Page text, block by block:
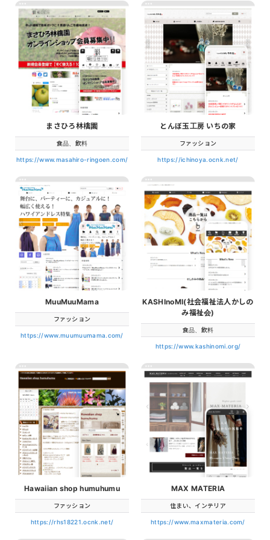
まさひろ林檎園
食品、飲料
https://www.masahiro-ringoen.com/
とんぼ玉工房 いちの家
ファッション
https://ichinoya.ocnk.net/
MuuMuuMama
ファッション
https://www.muumuumama.com/
KASHInoMI(社会福祉法人かしの
み福祉会)
食品、飲料
https://www.kashinomi.org/
Hawaiian shop humuhumu
ファッション
https://rhs18221.ocnk.net/
MAX MATERIA
住まい、インテリア
https://www.maxmateria.com/